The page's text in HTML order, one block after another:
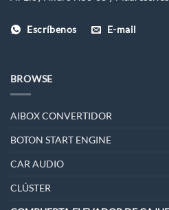
Escríbenos E-mail
BROWSE
AIBOX CONVERTIDOR
BOTON START ENGINE
CAR AUDIO
CLÚSTER